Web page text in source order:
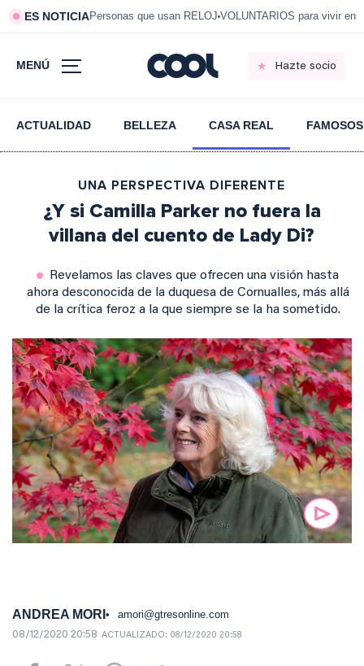
ES NOTICIAPersonas que usan RELOJ VOLUNTARIOS para vivir en
MENÚ Hazte socio
ACTUALIDAD BELLEZA CASA REAL FAMOSOS
UNA PERSPECTIVA DIFERENTE
¿Y si Camilla Parker no fuera la
villana del cuento de Lady Di?
Revelamos las claves que ofrecen una visión hasta
ahora desconocida de la duquesa de Cornualles, más allá
de la crítica feroz a la que siempre se la ha sometido.
ANDREA MORI amori@gtresonline.com
08/12/2020 20:58 ACTUALIZADO: 08/12/2020 20:58